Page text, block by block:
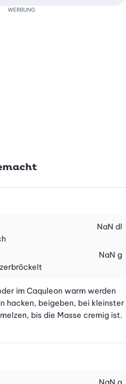
NaN dl
NaN g
im Caquleon warm werden
hacken, beigeben, bei kleinster
bis die Masse cremig ist.
WERBUNG